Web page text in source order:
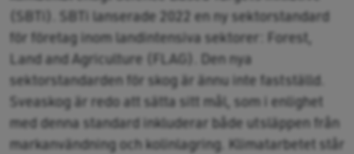
(SBTi). SBTi lanserade 2022 en ny sektorstandard
för företag inom landintensiva sektorer: Forest,
Land and Agriculture (FLAG). Den nya
sektorstandarden för skog är ännu inte fastställd.
Sveaskog är redo att sätta sitt mål, som i enlighet
med denna standard inkluderar både utsläppen från
markanvändning och kolinlagring. Klimatarbetet står